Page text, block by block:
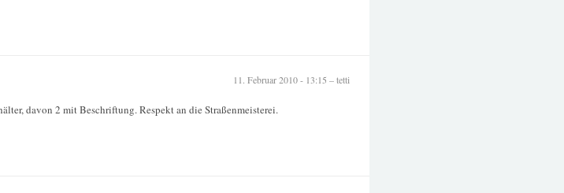
11. Februar 2010 - 13:15 – tetti
davon 2 mit Beschriftung. Respekt an die Straßenmeisterei.